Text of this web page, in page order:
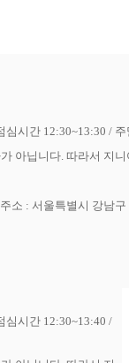
시간 12:30~13:30 /
아닙니다. 따라서 지
주소 : 서울특별시 강남
심시간 12:30~13:40 /